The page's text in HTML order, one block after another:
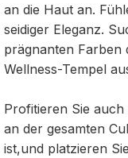
an die Haut an.
seidiger Eleganz.
prägnanten Farben
Wellness-Tempel
Profitieren Sie
an der gesamten
ist,und platzieren